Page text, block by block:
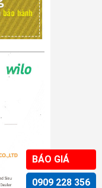
BÁO GIÁ
0909 228 356